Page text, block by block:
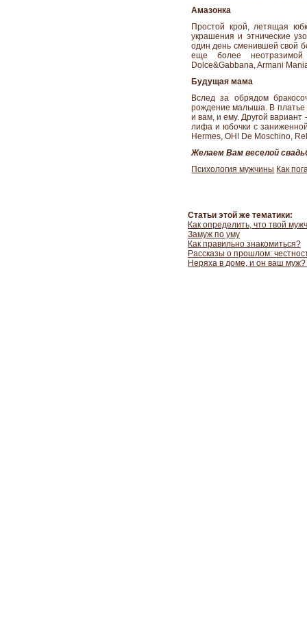
Амазонка
Простой крой, летящая
украшения и этнические
один день сменившей свой
еще более
Dolce&Gabbana, Armani
Будущая мама
Вслед за обрядом
рождение малыша. В платье
и вам, и ему. Другой
лифа и юбочки с
Hermes, OH! De Moschino,
Желаем Вам веселой
Психология мужчины Как
Статьи этой же тематики:
Как определить, что твой
Замуж по уму
Как правильно знакомиться?
Рассказы о прошлом:
Неряха в доме, и он ваш